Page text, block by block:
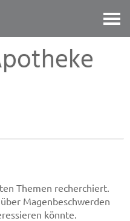
Themen recherchiert.
Magenbeschwerden
könnte.